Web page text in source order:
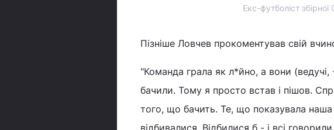
Екс-футболіст
Пізніше Ловчев прокоментував свій
"Команда грала як л*йно, а вони
бачили. Тому я просто встав і пішов.
того, що бачить. Те, що показувала наша
відбивалися. Відбилися б - і всі